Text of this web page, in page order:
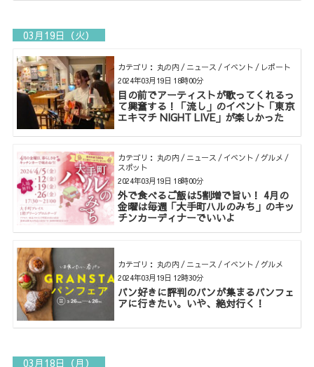
03月19日（火）
カテゴリ： 丸の内 / ニュース / イベント / レポート
目の前でアーティストが歌ってくれるっ
て興奮する！「流し」のイベント「東京
エキマチ NIGHT LIVE」が楽しかった
2024年03月19日 18時00分
カテゴリ： 丸の内 / ニュース / イベント / グルメ /
スポット
外で食べるご飯は5割増で旨い！ 4月の
金曜は毎週「大手町ハルのみち」のキッ
チンカーディナーでいいよ
2024年03月19日 18時00分
カテゴリ： 丸の内 / ニュース / イベント / グルメ
パン好きに評判のパンが集まるパンフェ
アに行きたい。いや、絶対行く！
2024年03月19日 12時30分
03月18日（月）